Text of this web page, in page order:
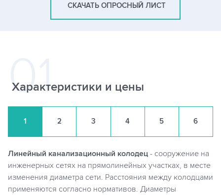
СКАЧАТЬ ОПРОСНЫЙ ЛИСТ
Характеристики и цены
1 2 3 4 5 6
Линейный канализационный колодец - сооружение на
инженерных сетях на прямолинейных участках, в месте
изменения диаметра сети. Расстояния между колодцами
применяются согласно нормативов. Диаметры